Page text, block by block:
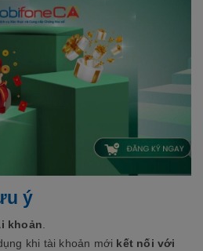
ý
khoản
khi tài khoản mới kết nối với